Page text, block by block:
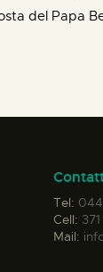
del Papa
Tel:
Cell:
Mail: